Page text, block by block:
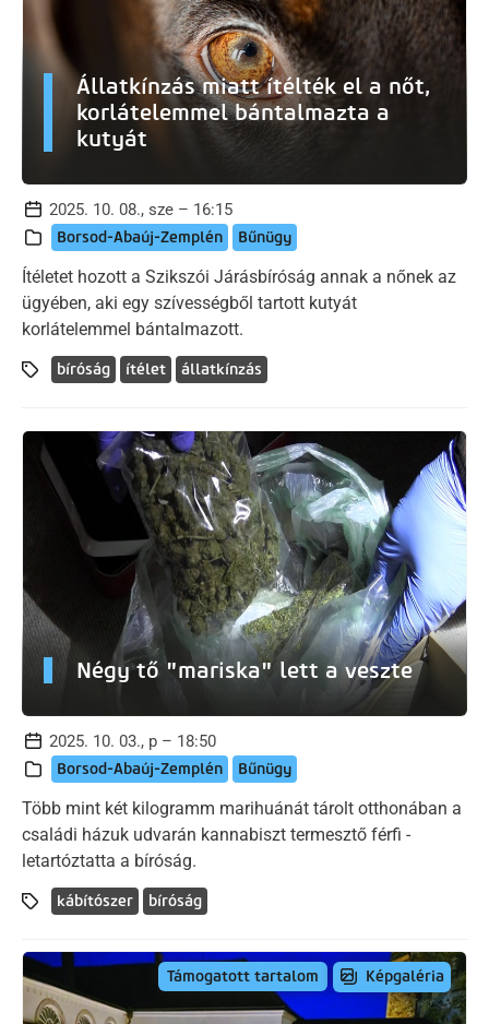
Állatkínzás miatt ítélték el a nőt,
korlátelemmel bántalmazta a
kutyát
2025. 10. 08., sze – 16:15
Borsod-Abaúj-Zemplén Bűnügy
Ítéletet hozott a Szikszói Járásbíróság annak a nőnek az
ügyében, aki egy szívességből tartott kutyát
korlátelemmel bántalmazott.
bíróság ítélet állatkínzás
Négy tő "mariska" lett a veszte
2025. 10. 03., p – 18:50
Borsod-Abaúj-Zemplén Bűnügy
Több mint két kilogramm marihuánát tárolt otthonában a
családi házuk udvarán kannabiszt termesztő férfi -
letartóztatta a bíróság.
kábítószer bíróság
Támogatott tartalom Képgaléria